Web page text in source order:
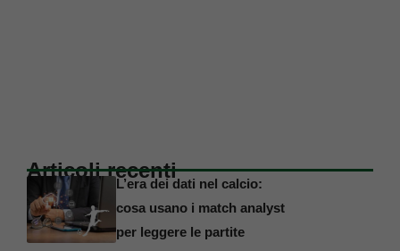
Articoli recenti
L’era dei dati nel calcio:
cosa usano i match analyst
per leggere le partite